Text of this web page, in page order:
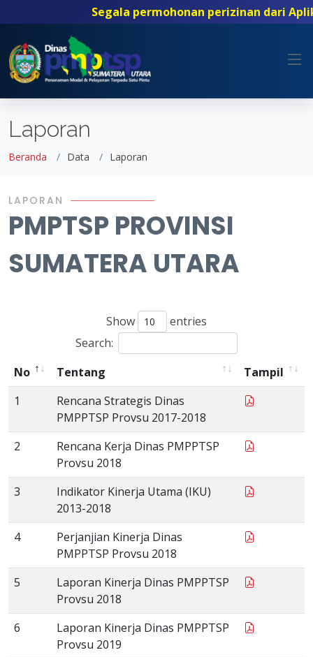
Segala permohonan perizinan dari
Laporan
Beranda Data Laporan
LAPORAN
PMPTSP PROVINSI
SUMATERA UTARA
Show
entries
Search:
No
Tentang
Tampil
1
Rencana Strategis Dinas
PMPPTSP Provsu 2017-2018
2
Rencana Kerja Dinas PMPPTSP
Provsu 2018
3
Indikator Kinerja Utama (IKU)
2013-2018
4
Perjanjian Kinerja Dinas
PMPPTSP Provsu 2018
5
Laporan Kinerja Dinas PMPPTSP
Provsu 2018
6
Laporan Kinerja Dinas PMPPTSP
Provsu 2019